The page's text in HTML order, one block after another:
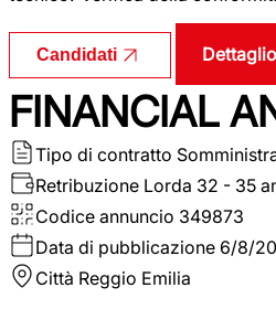
Candidati
FINANCIAL
Tipo di contratto
Retribuzione Lorda 32 - 35
Codice annuncio 349873
Data di pubblicazione 6/8/
Città Reggio Emilia